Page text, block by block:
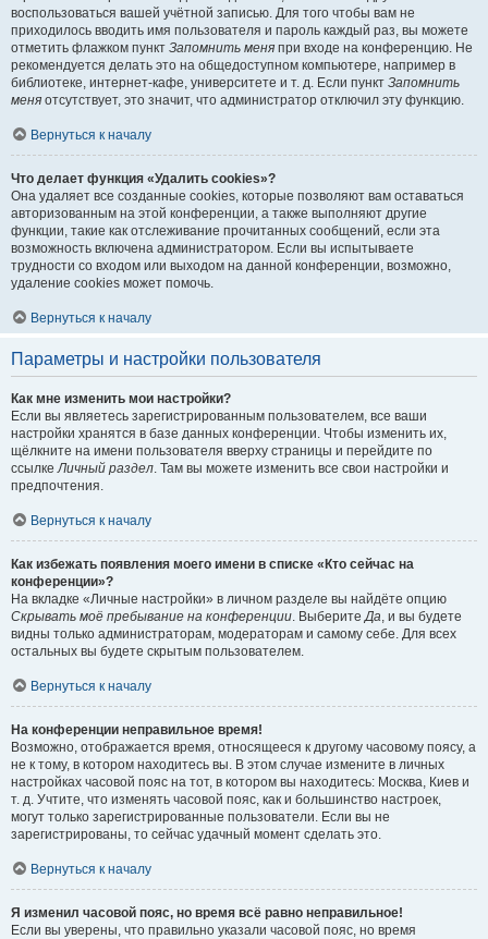
воспользоваться вашей учётной записью. Для того чтобы вам не
приходилось вводить имя пользователя и пароль каждый раз, вы можете
отметить флажком пункт Запомнить меня при входе на конференцию. Не
рекомендуется делать это на общедоступном компьютере, например в
библиотеке, интернет-кафе, университете и т. д. Если пункт Запомнить
меня отсутствует, это значит, что администратор отключил эту функцию.
Вернуться к началу
Что делает функция «Удалить cookies»?
Она удаляет все созданные cookies, которые позволяют вам оставаться
авторизованным на этой конференции, а также выполняют другие
функции, такие как отслеживание прочитанных сообщений, если эта
возможность включена администратором. Если вы испытываете
трудности со входом или выходом на данной конференции, возможно,
удаление cookies может помочь.
Вернуться к началу
Параметры и настройки пользователя
Как мне изменить мои настройки?
Если вы являетесь зарегистрированным пользователем, все ваши
настройки хранятся в базе данных конференции. Чтобы изменить их,
щёлкните на имени пользователя вверху страницы и перейдите по
ссылкеЛичный раздел. Там вы можете изменить все свои настройки и
предпочтения.
Вернуться к началу
Как избежать появления моего имени в списке «Кто сейчас на
конференции»?
На вкладке «Личные настройки» в личном разделе вы найдёте опцию
Скрывать моё пребывание на конференции. ВыберитеДа, и вы будете
видны только администраторам, модераторам и самому себе. Для всех
остальных вы будете скрытым пользователем.
Вернуться к началу
На конференции неправильное время!
Возможно, отображается время, относящееся к другому часовому поясу, а
не к тому, в котором находитесь вы. В этом случае измените в личных
настройках часовой пояс на тот, в котором вы находитесь: Москва, Киев и
т. д. Учтите, что изменять часовой пояс, как и большинство настроек,
могут только зарегистрированные пользователи. Если вы не
зарегистрированы, то сейчас удачный момент сделать это.
Вернуться к началу
Я изменил часовой пояс, но время всё равно неправильное!
Если вы уверены, что правильно указали часовой пояс, но время